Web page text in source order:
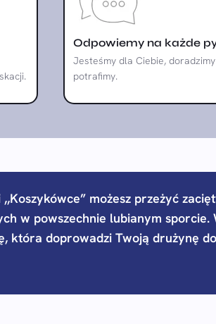
Odpowiemy na każde
Jesteśmy dla Ciebie,
potrafimy.
możesz przeżyć
w powszechnie lubianym
która doprowadzi Twoją drużynę